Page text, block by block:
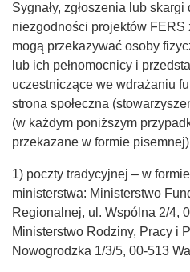
Sygnały, zgłoszenia lub
niezgodności projektów FERS
mogą przekazywać osoby
lub ich pełnomocnicy i
uczestniczące we wdrażaniu
strona społeczna
(w każdym poniższym
przekazane w formie
1) poczty tradycyjnej – w
ministerstwa: Ministerstwo
Regionalnej, ul. Wspólna 2/4,
Ministerstwo Rodziny, Pracy i
Nowogrodzka 1/3/5, 00-513